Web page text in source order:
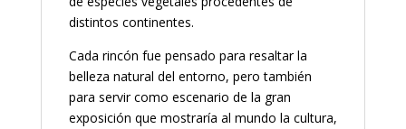
distintos continentes.
Cada rincón fue pensado para resaltar la
belleza natural del entorno, pero también
para servir como escenario de la gran
exposición que mostraría al mundo la cultura,